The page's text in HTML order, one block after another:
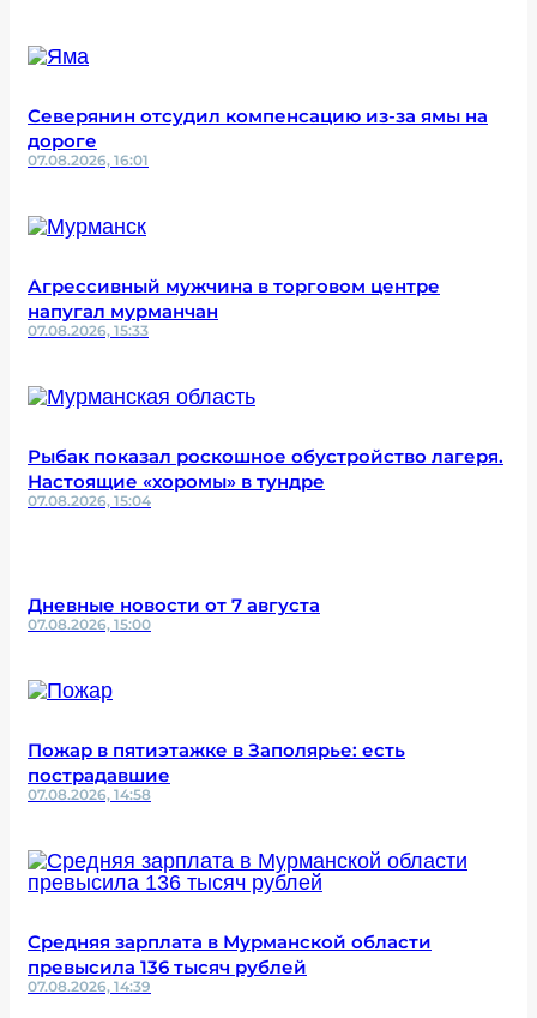
Северянин отсудил компенсацию из-за ямы на
дороге
07.08.2026, 16:01
Агрессивный мужчина в торговом центре
напугал мурманчан
07.08.2026, 15:33
Рыбак показал роскошное обустройство лагеря.
Настоящие «хоромы» в тундре
07.08.2026, 15:04
Дневные новости от 7 августа
07.08.2026, 15:00
Пожар в пятиэтажке в Заполярье: есть
пострадавшие
07.08.2026, 14:58
Средняя зарплата в Мурманской области
превысила 136 тысяч рублей
07.08.2026, 14:39